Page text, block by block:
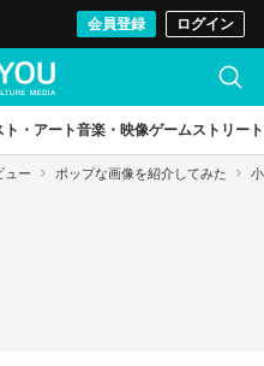
会員登録 ログイン
ト・アート音楽・映像ゲームストリート
ュー ポップな画像を紹介してみた